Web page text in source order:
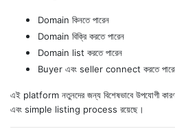
Domain কিনতে পারেন
Domain বিক্রি করতে পারেন
Domain list করতে পারেন
Buyer এবং seller connect করতে
এই platform নতুনদের জন্য বিশেষভাবে উপযোগী
এবং simple listing process রয়েছে।